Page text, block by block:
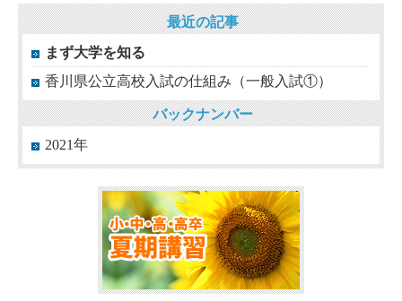
最近の記事
まず大学を知る
香川県公立高校入試の仕組み（一般入試①）
バックナンバー
2021年